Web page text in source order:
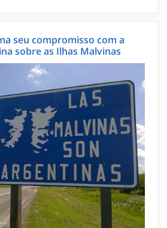
seu compromisso com a
sobre as Ilhas Malvinas